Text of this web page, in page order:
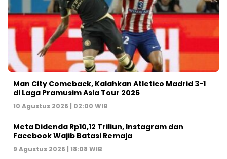
Man City Comeback, Kalahkan Atletico Madrid 3-1
di Laga Pramusim Asia Tour 2026
10 Agustus 2026 | 02:00 WIB
Meta Didenda Rp10,12 Triliun, Instagram dan
Facebook Wajib Batasi Remaja
9 Agustus 2026 | 18:08 WIB